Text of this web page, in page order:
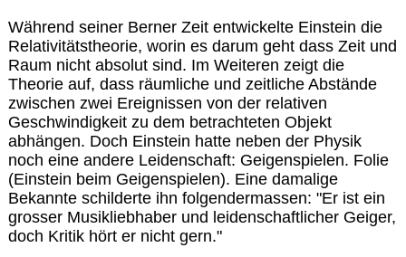
Während seiner Berner Zeit entwickelte Einstein die
Relativitätstheorie, worin es darum geht dass Zeit und
Raum nicht absolut sind. Im Weiteren zeigt die
Theorie auf, dass räumliche und zeitliche Abstände
zwischen zwei Ereignissen von der relativen
Geschwindigkeit zu dem betrachteten Objekt
abhängen. Doch Einstein hatte neben der Physik
noch eine andere Leidenschaft: Geigenspielen. Folie
(Einstein beim Geigenspielen). Eine damalige
Bekannte schilderte ihn folgendermassen: "Er ist ein
grosser Musikliebhaber und leidenschaftlicher Geiger,
doch Kritik hört er nicht gern."